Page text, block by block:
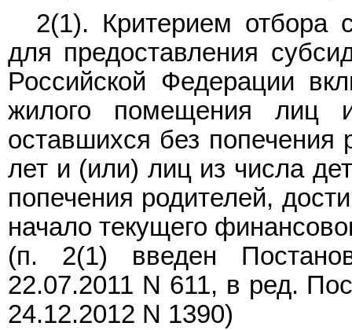
2(1). Критерием отбора
для предоставления
Российской Федерации
жилого помещения лиц
оставшихся без попечения
лет и (или) лиц из числа
попечения родителей,
начало текущего
(п. 2(1) введен
22.07.2011 N 611, в ред.
24.12.2012 N 1390)